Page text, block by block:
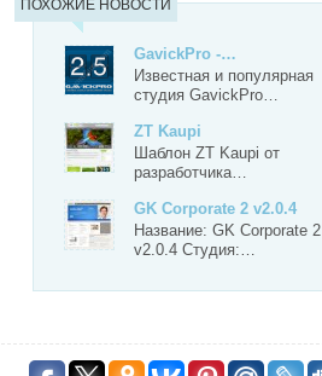
ПОХОЖИЕ НОВОСТИ
GavickPro -…
Известная и популярная
студия GavickPro…
ZT Kaupi
Шаблон ZT Kaupi от
разработчика…
GK Corporate 2 v2.0.4
Название: GK Corporate 2
v2.0.4 Студия:…